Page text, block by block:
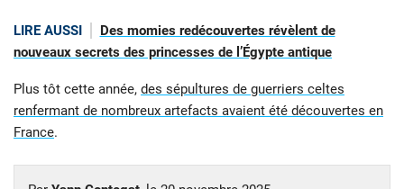
LIRE AUSSI
Des momies redécouvertes révèlent de
nouveaux secrets des princesses de l’Égypte antique
Plus tôt cette année, des sépultures de guerriers celtes
renfermant de nombreux artefacts avaient été découvertes en
France.